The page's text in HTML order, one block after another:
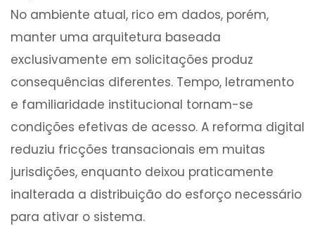
No ambiente atual, rico em dados, porém,
manter uma arquitetura baseada
exclusivamente em solicitações produz
consequências diferentes. Tempo, letramento
e familiaridade institucional tornam-se
condições efetivas de acesso. A reforma digital
reduziu fricções transacionais em muitas
jurisdições, enquanto deixou praticamente
inalterada a distribuição do esforço necessário
para ativar o sistema.